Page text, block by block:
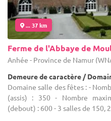
... 37 km
Ferme de l'Abbaye de
Anhée - Province de Namur
Demeure de caractère /
Domaine salle des fêtes : -
(assis) : 350 - Nombre
(debout) : 600 - 3 salles de 150,